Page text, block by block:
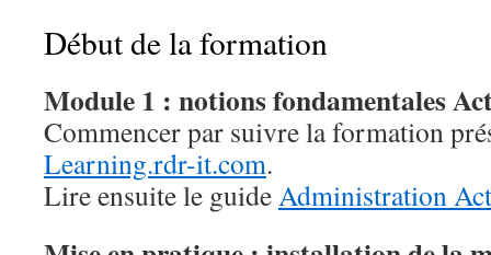
Début de la formation
Module 1 : notions fondamentales
Commencer par suivre la formation
Learning.rdr-it.com.
Lire ensuite le guideAdministration